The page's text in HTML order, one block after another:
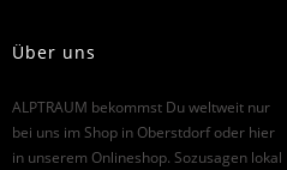
Über uns
ALPTRAUM bekommst Du weltweit nur
bei uns im Shop in Oberstdorf oder hier
in unserem Onlineshop. Sozusagen lokal